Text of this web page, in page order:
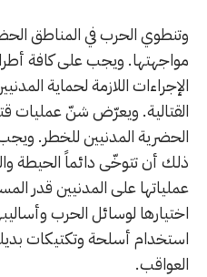
وتنطوي الحرب في المناطق
مواجهتها. ويجب على كافة
الإجراءات اللازمة لحماية
القتالية. ويعرّض شنّ عمليات
الحضرية المدنيين للخطر.
ذلك أن تتوخّى دائماً الحيطة
عملياتها على المدنيين قدر
اختيارها لوسائل الحرب
استخدام أسلحة وتكتيكات
العواقب.